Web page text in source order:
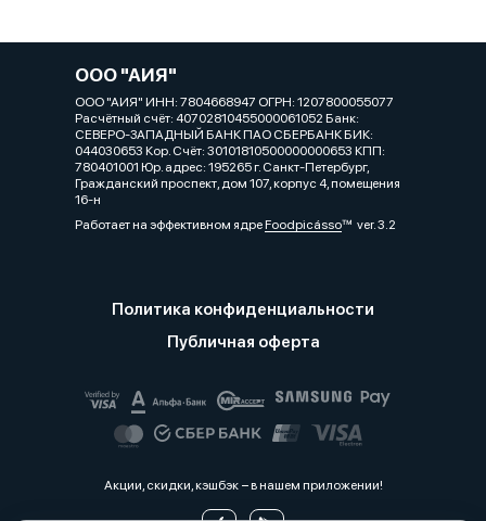
ООО "АИЯ"
ООО "АИЯ" ИНН: 7804668947 ОГРН: 1207800055077
Расчётный счёт: 40702810455000061052 Банк:
СЕВЕРО-ЗАПАДНЫЙ БАНК ПАО СБЕРБАНК БИК:
044030653 Кор. Cчёт: 30101810500000000653 КПП:
780401001 Юр. адрес: 195265 г. Санкт-Петербург,
Гражданский проспект, дом 107, корпус 4, помещения
16-н
Работает на эффективном ядреFoodpicássover. 3.2
Политика конфиденциальности
Публичная оферта
Акции, скидки, кэшбэк − в нашем приложении!